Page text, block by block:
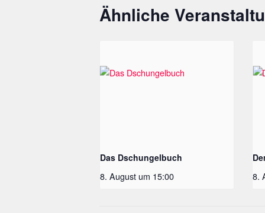
Ähnliche
Das Dschungelbuch
8. August um 15:00 8.